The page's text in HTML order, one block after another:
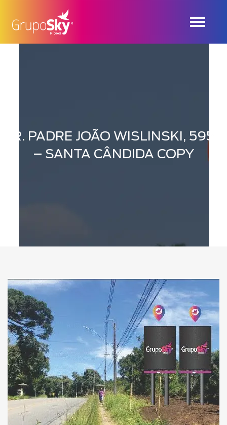
R. PADRE JOÃO WISLINSKI, 595
– SANTA CÂNDIDA COPY